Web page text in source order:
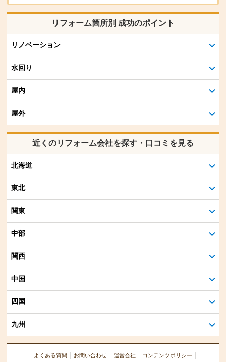
リフォーム箇所別 成功のポイント
リノベーション
水回り
屋内
屋外
近くのリフォーム会社を探す・口コミを見る
北海道
東北
関東
中部
関西
中国
四国
九州
よくある質問 お問い合わせ 運営会社 コンテンツポリシー